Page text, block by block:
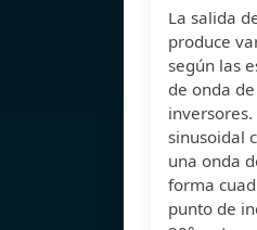
La salida
produce
según las
de onda
inversores.
sinusoidal
una onda
forma
punto de